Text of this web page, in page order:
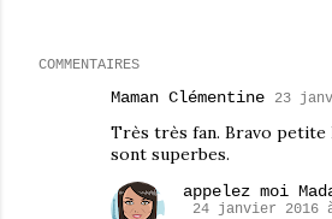
COMMENTAIRES
Maman Clémentine 23
Très très fan. Bravo petite
sont superbes.
appelez moi
24 janvier 2016